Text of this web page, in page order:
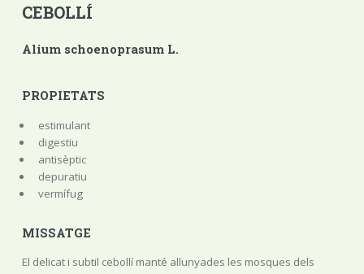
CEBOLLÍ
Alium schoenoprasum L.
PROPIETATS
estimulant
digestiu
antisèptic
depuratiu
vermífug
MISSATGE
El delicat i subtil cebollí manté allunyades les mosques dels